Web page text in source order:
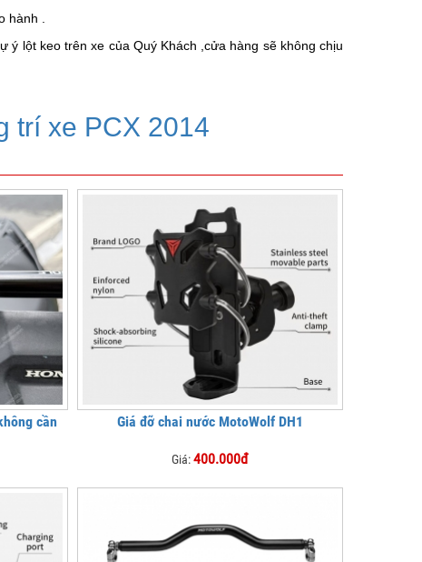
.
lột keo trên xe của Quý Khách ,cửa hàng sẽ không chịu
trí xe PCX 2014
cần
Giá đỡ chai nước MotoWolf DH1
Giá:400.000đ